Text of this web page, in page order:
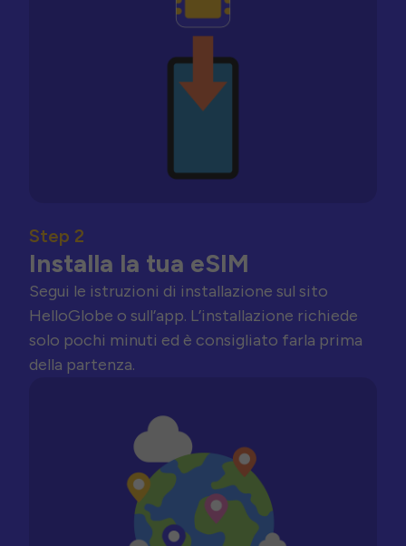
Step 2
Installa la tua eSIM
Segui le istruzioni di installazione sul sito
HelloGlobe o sull’app. L’installazione richiede
solo pochi minuti ed è consigliato farla prima
della partenza.